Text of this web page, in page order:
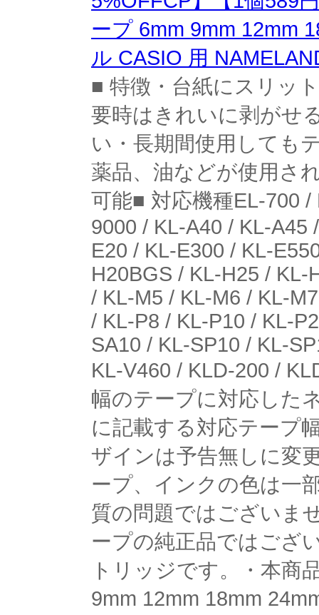
ープ 6mm 9mm 12mm
ル CASIO 用
■ 特徴・台紙にスリッ
要時はきれいに剥がせ
い・長期間使用しても
薬品、油などが使用さ
可能■ 対応機種EL-700 /
9000 / KL-A40 / KL-A45
E20 / KL-E300 / KL-
H20BGS / KL-H25 / KL-
/ KL-M5 / KL-M6 / KL-
/ KL-P8 / KL-P10 / KL-
SA10 / KL-SP10 / KL-
KL-V460 / KLD-200 /
幅のテープに対応した
に記載する対応テープ
ザインは予告無しに変
ープ、インクの色は一
質の問題ではございま
ープの純正品ではござ
トリッジです。・本商
9mm 12mm 18mm